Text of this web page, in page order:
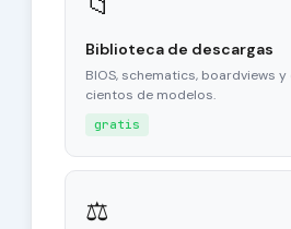
Biblioteca de descargas
BIOS, schematics, boardviews
cientos de modelos.
gratis
⚖